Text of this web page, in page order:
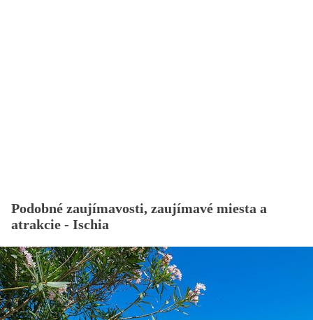
Podobné zaujímavosti, zaujímavé miesta a
atrakcie - Ischia